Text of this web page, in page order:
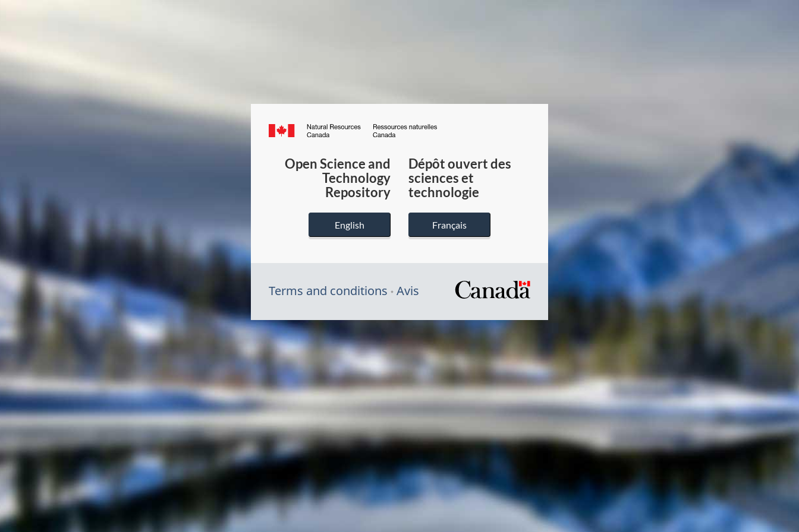
Canada.ca
du
Canada
Open Science and
Technology
Repository
English
Dépôt ouvert des
sciences et
technologie
Français
Terms and conditions Avis
/
gouvernement
du
Canada